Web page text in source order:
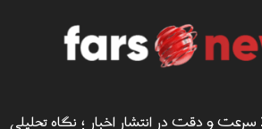
خبرگزاری فارس نیوز 24 سرعت و دقت در انتشار اخبار ؛ نگاه تحلیلی